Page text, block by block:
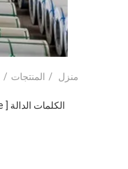
منزل / المنتجات /
الكلمات الدالة [ aluminum extrusion corner profile ] مباراة